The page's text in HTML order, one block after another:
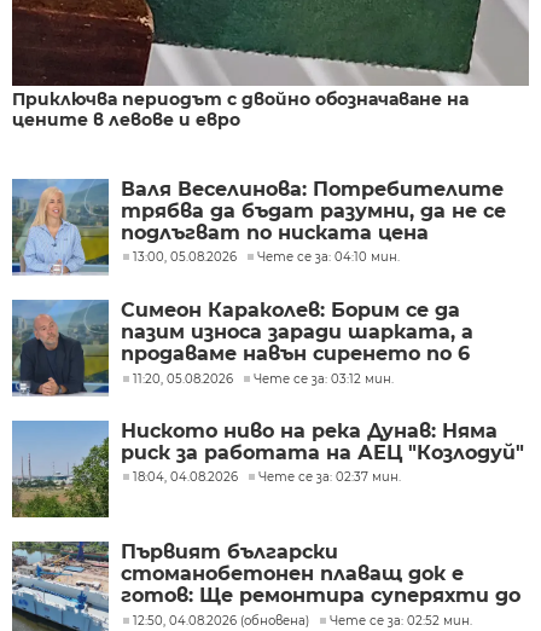
Приключва периодът с двойно обозначаване на
цените в левове и евро
Валя Веселинова: Потребителите
трябва да бъдат разумни, да не се
подлъгват по ниската цена
13:00, 05.08.2026 Чете се за: 04:10 мин.
Симеон Караколев: Борим се да
пазим износа заради шарката, а
продаваме навън сиренето по 6
евро, тук го купуваме по 15-18 евро
11:20, 05.08.2026 Чете се за: 03:12 мин.
Ниското ниво на река Дунав: Няма
риск за работата на АЕЦ "Козлодуй"
18:04, 04.08.2026 Чете се за: 02:37 мин.
Първият български
стоманобетонен плаващ док е
готов: Ще ремонтира суперяхти до
2500 тона
12:50, 04.08.2026 (обновена) Чете се за: 02:52 мин.